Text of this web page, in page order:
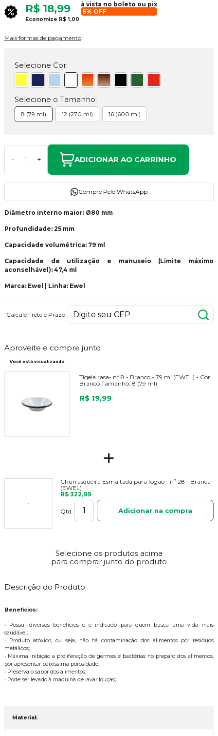
R$ 18,99
à vista no boleto ou pix
5% OFF
Economize R$ 1,00
Mais formas de pagamento
Selecione Cor:
Selecione o Tamanho:
8 (79 ml) 12 (270 ml) 16 (600 ml)
- + ADICIONAR AO CARRINHO
Compre Pelo WhatsApp
Diâmetro interno maior: Ø80 mm
Profundidade: 25 mm
Capacidade volumétrica: 79 ml
Capacidade de utilização e manuseio (Limite máximo
aconselhável): 47,4 ml
Marca: Ewel | Linha: Ewel
Calcule Frete e Prazo
Aproveite e compre junto
Você está visualizando
Tigela rasa- nº 8 - Branco - 79 ml (EWEL) - Cor:
Branco Tamanho: 8 (79 ml)
R$ 19,99
+
Churrasqueira Esmaltada para fogão - nº 28 - Branca
(EWEL)
R$ 322,99
Qtd: Adicionar na compra
Selecione os produtos acima
para comprar junto do produto
Descrição do Produto
Benefícios:
• Possui diversos benefícios e é indicado para quem busca uma vida mais
saudável;
• Produto atóxico, ou seja, não há contaminação dos alimentos por resíduos
metálicos;
• Máxima inibição a proliferação de germes e bactérias no preparo dos alimentos,
por apresentar baixíssima porosidade;
• Preserva o sabor dos alimentos;
• Pode ser levado à máquina de lavar louças;
Material: